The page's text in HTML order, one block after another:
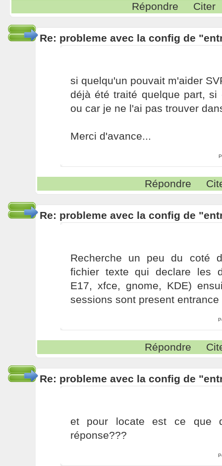
Répondre Citer
Re: probleme avec la config de
si quelqu'un pouvait m'aider
déjà été traité quelque part, si
ou car je ne l'ai pas trouver
Merci d'avance...
Répondre
Re: probleme avec la config de
Recherche un peu du coté
fichier texte qui declare les
E17, xfce, gnome, KDE)
sessions sont present
Répondre
Re: probleme avec la config de
et pour locate est ce que
réponse???